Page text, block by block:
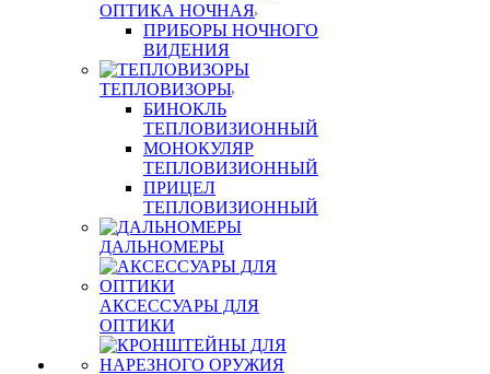
ОПТИКА НОЧНАЯ
ПРИБОРЫ НОЧНОГО
ВИДЕНИЯ
ТЕПЛОВИЗОРЫ
БИНОКЛЬ
ТЕПЛОВИЗИОННЫЙ
МОНОКУЛЯР
ТЕПЛОВИЗИОННЫЙ
ПРИЦЕЛ
ТЕПЛОВИЗИОННЫЙ
ДАЛЬНОМЕРЫ
АКСЕССУАРЫ ДЛЯ
ОПТИКИ